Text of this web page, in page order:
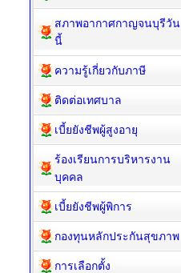
สภาพอากาศกาญจนบุรีวัน
นี้
ความรู้เกี่ยวกับภาษี
ติดต่อเทศบาล
เบี้ยยังชีพผู้สูงอายุ
ร้องเรียนการบริหารงาน
บุคคล
เบี้ยยังชีพผู้พิการ
กองทุนหลักประกันสุขภาพ
การเลือกตั้ง